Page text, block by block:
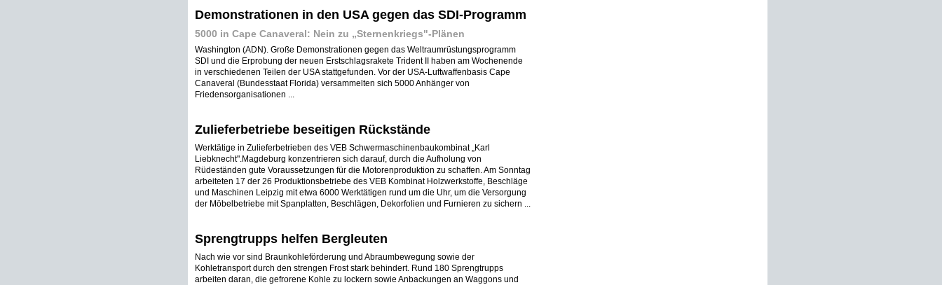
Demonstrationen in den USA gegen das SDI-Programm
5000 in Cape Canaveral: Nein zu „Sternenkriegs"-Plänen
Washington (ADN). Große Demonstrationen gegen das Weltraumrüstungsprogramm
SDI und die Erprobung der neuen Erstschlagsrakete Trident II haben am Wochenende
in verschiedenen Teilen der USA stattgefunden. Vor der USA-Luftwaffenbasis Cape
Canaveral (Bundesstaat Florida) versammelten sich 5000 Anhänger von
Friedensorganisationen ...
Zulieferbetriebe beseitigen Rückstände
Werktätige in Zulieferbetrieben des VEB Schwermaschinenbaukombinat „Karl
Liebknecht".Magdeburg konzentrieren sich darauf, durch die Aufholung von
Rüdeständen gute Voraussetzungen für die Motorenproduktion zu schaffen. Am Sonntag
arbeiteten 17 der 26 Produktionsbetriebe des VEB Kombinat Holzwerkstoffe, Beschläge
und Maschinen Leipzig mit etwa 6000 Werktätigen rund um die Uhr, um die Versorgung
der Möbelbetriebe mit Spanplatten, Beschlägen, Dekorfolien und Furnieren zu sichern ...
Sprengtrupps helfen Bergleuten
Nach wie vor sind Braunkohleförderung und Abraumbewegung sowie der
Kohletransport durch den strengen Frost stark behindert. Rund 180 Sprengtrupps
arbeiten daran, die gefrorene Kohle zu lockern sowie Anbackungen an Waggons und